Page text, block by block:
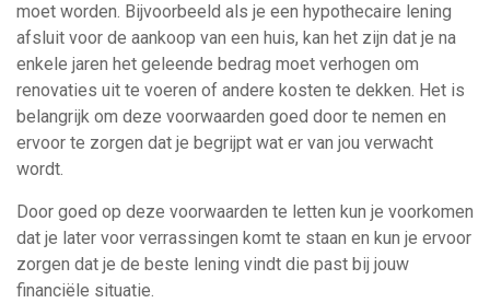
moet worden. Bijvoorbeeld als je een hypothecaire lening
afsluit voor de aankoop van een huis, kan het zijn dat je na
enkele jaren het geleende bedrag moet verhogen om
renovaties uit te voeren of andere kosten te dekken. Het is
belangrijk om deze voorwaarden goed door te nemen en
ervoor te zorgen dat je begrijpt wat er van jou verwacht
wordt.
Door goed op deze voorwaarden te letten kun je voorkomen
dat je later voor verrassingen komt te staan en kun je ervoor
zorgen dat je de beste lening vindt die past bij jouw
financiële situatie.